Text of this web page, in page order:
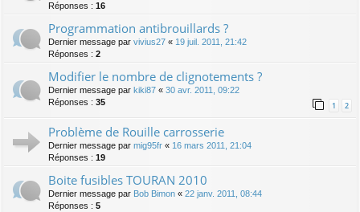
Réponses : 16
Programmation antibrouillards ?
Dernier message par vivius27 « 19 juil. 2011, 21:42
Réponses : 2
Modifier le nombre de clignotements ?
Dernier message par kiki87 « 30 avr. 2011, 09:22
Réponses : 35 1 2
Problème de Rouille carrosserie
Dernier message par mig95fr « 16 mars 2011, 21:04
Réponses : 19
Boite fusibles TOURAN 2010
Dernier message par Bob Bimon « 22 janv. 2011, 08:44
Réponses : 5